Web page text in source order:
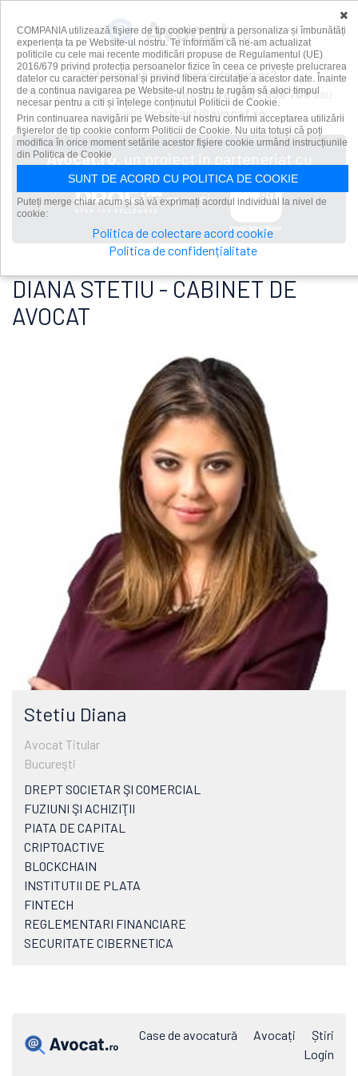
Ești avocat și ai nevoie de ajutor?
Te rugăm contacteaz-o peAlexandra0787 636 708sau
scrie-ne lacontact@avocat.ro
Avocat.ro
și
DIANA STETIU - CABINET DE
AVOCAT
Stetiu Diana
Avocat Titular
Bucureşti
DREPT SOCIETAR ŞI COMERCIAL
FUZIUNI ŞI ACHIZIŢII
PIATA DE CAPITAL
CRIPTOACTIVE
BLOCKCHAIN
INSTITUTII DE PLATA
FINTECH
REGLEMENTARI FINANCIARE
SECURITATE CIBERNETICA
Case de avocatură Avocați
Știri
Login
×
COMPANIA utilizează fişiere de tip cookie pentru a personaliza și îmbunătăți
experiența ta pe Website-ul nostru. Te informăm că ne-am actualizat
politicile cu cele mai recente modificări propuse de Regulamentul (UE)
2016/679 privind protecția persoanelor fizice în ceea ce privește prelucrarea
datelor cu caracter personal și privind libera circulație a acestor date. Înainte
de a continua navigarea pe Website-ul nostru te rugăm să aloci timpul
necesar pentru a citi și înțelege conținutul Politicii de Cookie.
Prin continuarea navigării pe Website-ul nostru confirmi acceptarea utilizării
fişierelor de tip cookie conform Politicii de Cookie. Nu uita totuși că poți
modifica în orice moment setările acestor fişiere cookie urmând instrucțiunile
din Politica de Cookie.
SUNT DE ACORD CU POLITICA DE COOKIE
Puteți merge chiar acum și să vă exprimați acordul individual la nivel de
cookie:
Politica de colectare acord cookie
Politica de confidențialitate